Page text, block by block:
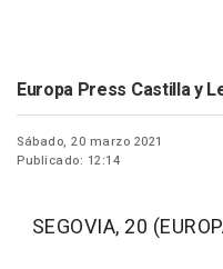
Europa Press Castilla y
Sábado, 20 marzo 2021
Publicado: 12:14
SEGOVIA, 20